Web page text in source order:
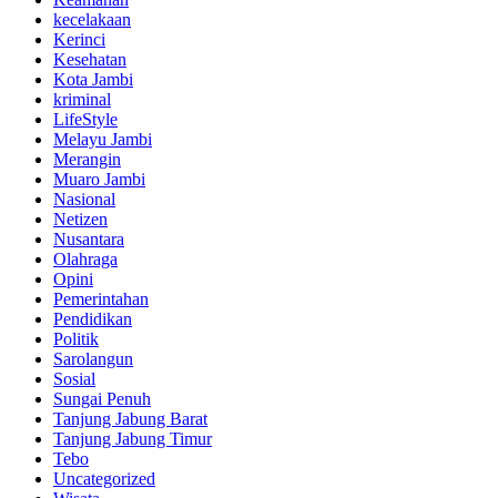
kecelakaan
Kerinci
Kesehatan
Kota Jambi
kriminal
LifeStyle
Melayu Jambi
Merangin
Muaro Jambi
Nasional
Netizen
Nusantara
Olahraga
Opini
Pemerintahan
Pendidikan
Politik
Sarolangun
Sosial
Sungai Penuh
Tanjung Jabung Barat
Tanjung Jabung Timur
Tebo
Uncategorized